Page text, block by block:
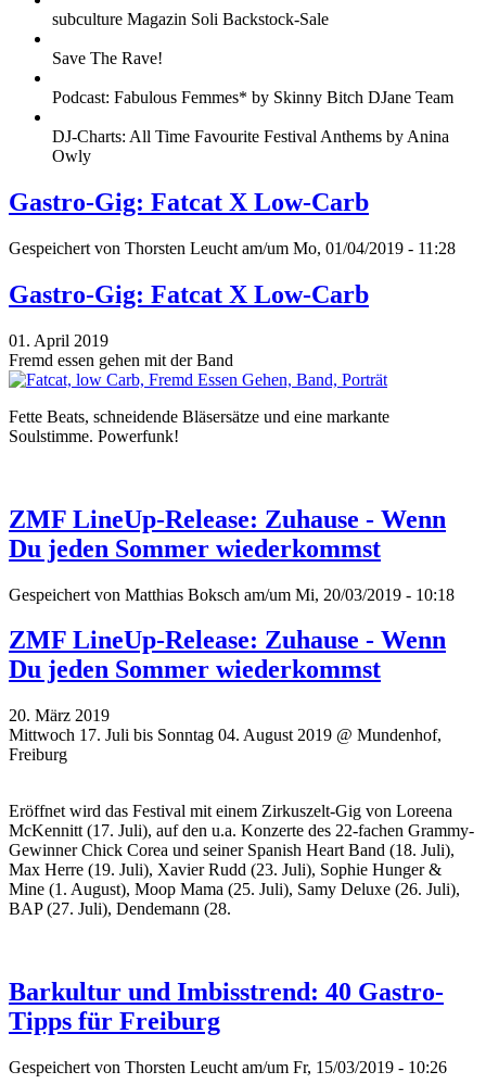
subculture Magazin Soli Backstock-Sale
Save The Rave!
Podcast: Fabulous Femmes* by Skinny Bitch DJane Team
DJ-Charts: All Time Favourite Festival Anthems by Anina
Owly
Gastro-Gig: Fatcat X Low-Carb
Gespeichert von Thorsten Leucht am/um Mo, 01/04/2019 - 11:28
Gastro-Gig: Fatcat X Low-Carb
01. April 2019
Fremd essen gehen mit der Band
Fette Beats, schneidende Bläsersätze und eine markante
Soulstimme. Powerfunk!
ZMF LineUp-Release: Zuhause - Wenn
Du jeden Sommer wiederkommst
Gespeichert von Matthias Boksch am/um Mi, 20/03/2019 - 10:18
ZMF LineUp-Release: Zuhause - Wenn
Du jeden Sommer wiederkommst
20. März 2019
Mittwoch 17. Juli bis Sonntag 04. August 2019 @ Mundenhof,
Freiburg
Eröffnet wird das Festival mit einem Zirkuszelt-Gig von Loreena
McKennitt (17. Juli), auf den u.a. Konzerte des 22-fachen Grammy-
Gewinner Chick Corea und seiner Spanish Heart Band (18. Juli),
Max Herre (19. Juli), Xavier Rudd (23. Juli), Sophie Hunger &
Mine (1. August), Moop Mama (25. Juli), Samy Deluxe (26. Juli),
BAP (27. Juli), Dendemann (28.
Barkultur und Imbisstrend: 40 Gastro-
Tipps für Freiburg
Gespeichert von Thorsten Leucht am/um Fr, 15/03/2019 - 10:26